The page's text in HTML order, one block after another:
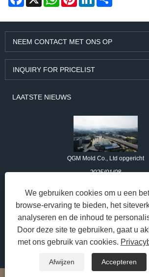
We gebruiken cookies om u een
browse-ervaring te bieden, het
analyseren en de inhoud te
Door deze site te gebruiken, gaat u
met ons gebruik van cookies.
Afwijzen Accepteren
NEEM CONTACT MET ONS OP
INQUIRY FOR PRICELIST
LAATSTE NIEUWS
QGM Mold Co., Ltd opgericht
2025/01/08
Quangong Mold Company Limited werd formeel
2019 om schimmelontwerp, productie,
bieden
Copyright © 2025 Fujian Quangong Mold Co., Ltd.
Koppelingen